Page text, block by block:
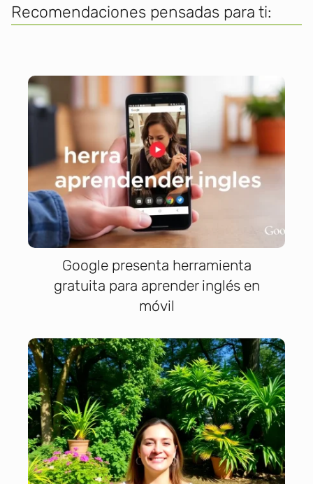
Recomendaciones pensadas para ti:
Google presenta herramienta
gratuita para aprender inglés en
móvil